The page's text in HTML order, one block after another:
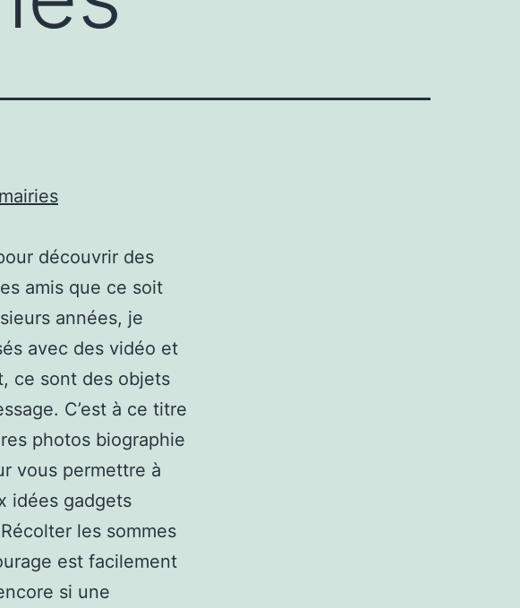
découvrir des
amis que ce soit
années, je
avec des vidéo et
ce sont des objets
C’est à ce titre
photos biographie
vous permettre à
idées gadgets
les sommes
est facilement
si une